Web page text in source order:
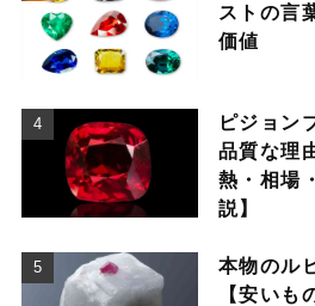
ストの言
価値
ピジョン
品質な理
熱・相場
説】
本物のル
【安いも